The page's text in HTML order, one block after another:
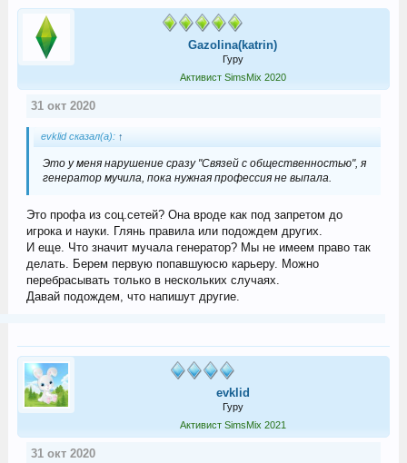
Gazolina(katrin)
Гуру
Активист SimsMix 2020
31 окт 2020
evklid сказал(а): ↑
Это у меня нарушение сразу "Связей с общественностью", я
генератор мучила, пока нужная профессия не выпала.
Это профа из соц.сетей? Она вроде как под запретом до
игрока и науки. Глянь правила или подождем других.
И еще. Что значит мучала генератор? Мы не имеем право так
делать. Берем первую попавшуюсю карьеру. Можно
перебрасывать только в нескольких случаях.
Давай подождем, что напишут другие.
evklid
Гуру
Активист SimsMix 2021
31 окт 2020